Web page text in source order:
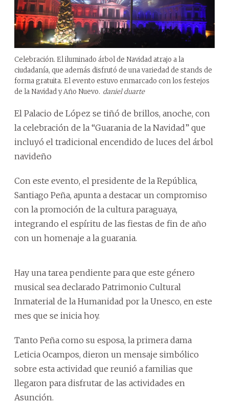
Celebración. El iluminado árbol de Navidad atrajo a la
ciudadanía, que además disfrutó de una variedad de stands de
forma gratuita. El evento estuvo enmarcado con los festejos
de la Navidad y Año Nuevo. daniel duarte
El Palacio de López se tiñó de brillos, anoche, con
la celebración de la “Guarania de la Navidad” que
incluyó el tradicional encendido de luces del árbol
navideño
Con este evento, el presidente de la República,
Santiago Peña, apunta a destacar un compromiso
con la promoción de la cultura paraguaya,
integrando el espíritu de las fiestas de fin de año
con un homenaje a la guarania.
Hay una tarea pendiente para que este género
musical sea declarado Patrimonio Cultural
Inmaterial de la Humanidad por la Unesco, en este
mes que se inicia hoy.
Tanto Peña como su esposa, la primera dama
Leticia Ocampos, dieron un mensaje simbólico
sobre esta actividad que reunió a familias que
llegaron para disfrutar de las actividades en
Asunción.